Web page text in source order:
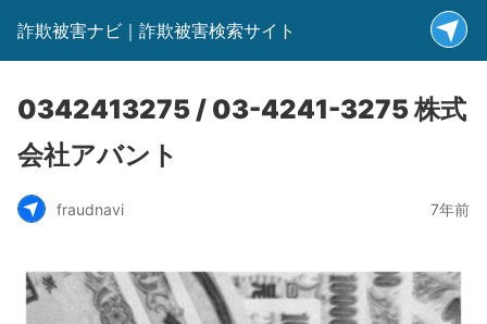
詐欺被害ナビ｜詐欺被害検索サイト
0342413275 / 03-4241-3275 株式
会社アバント
fraudnavi 7年前